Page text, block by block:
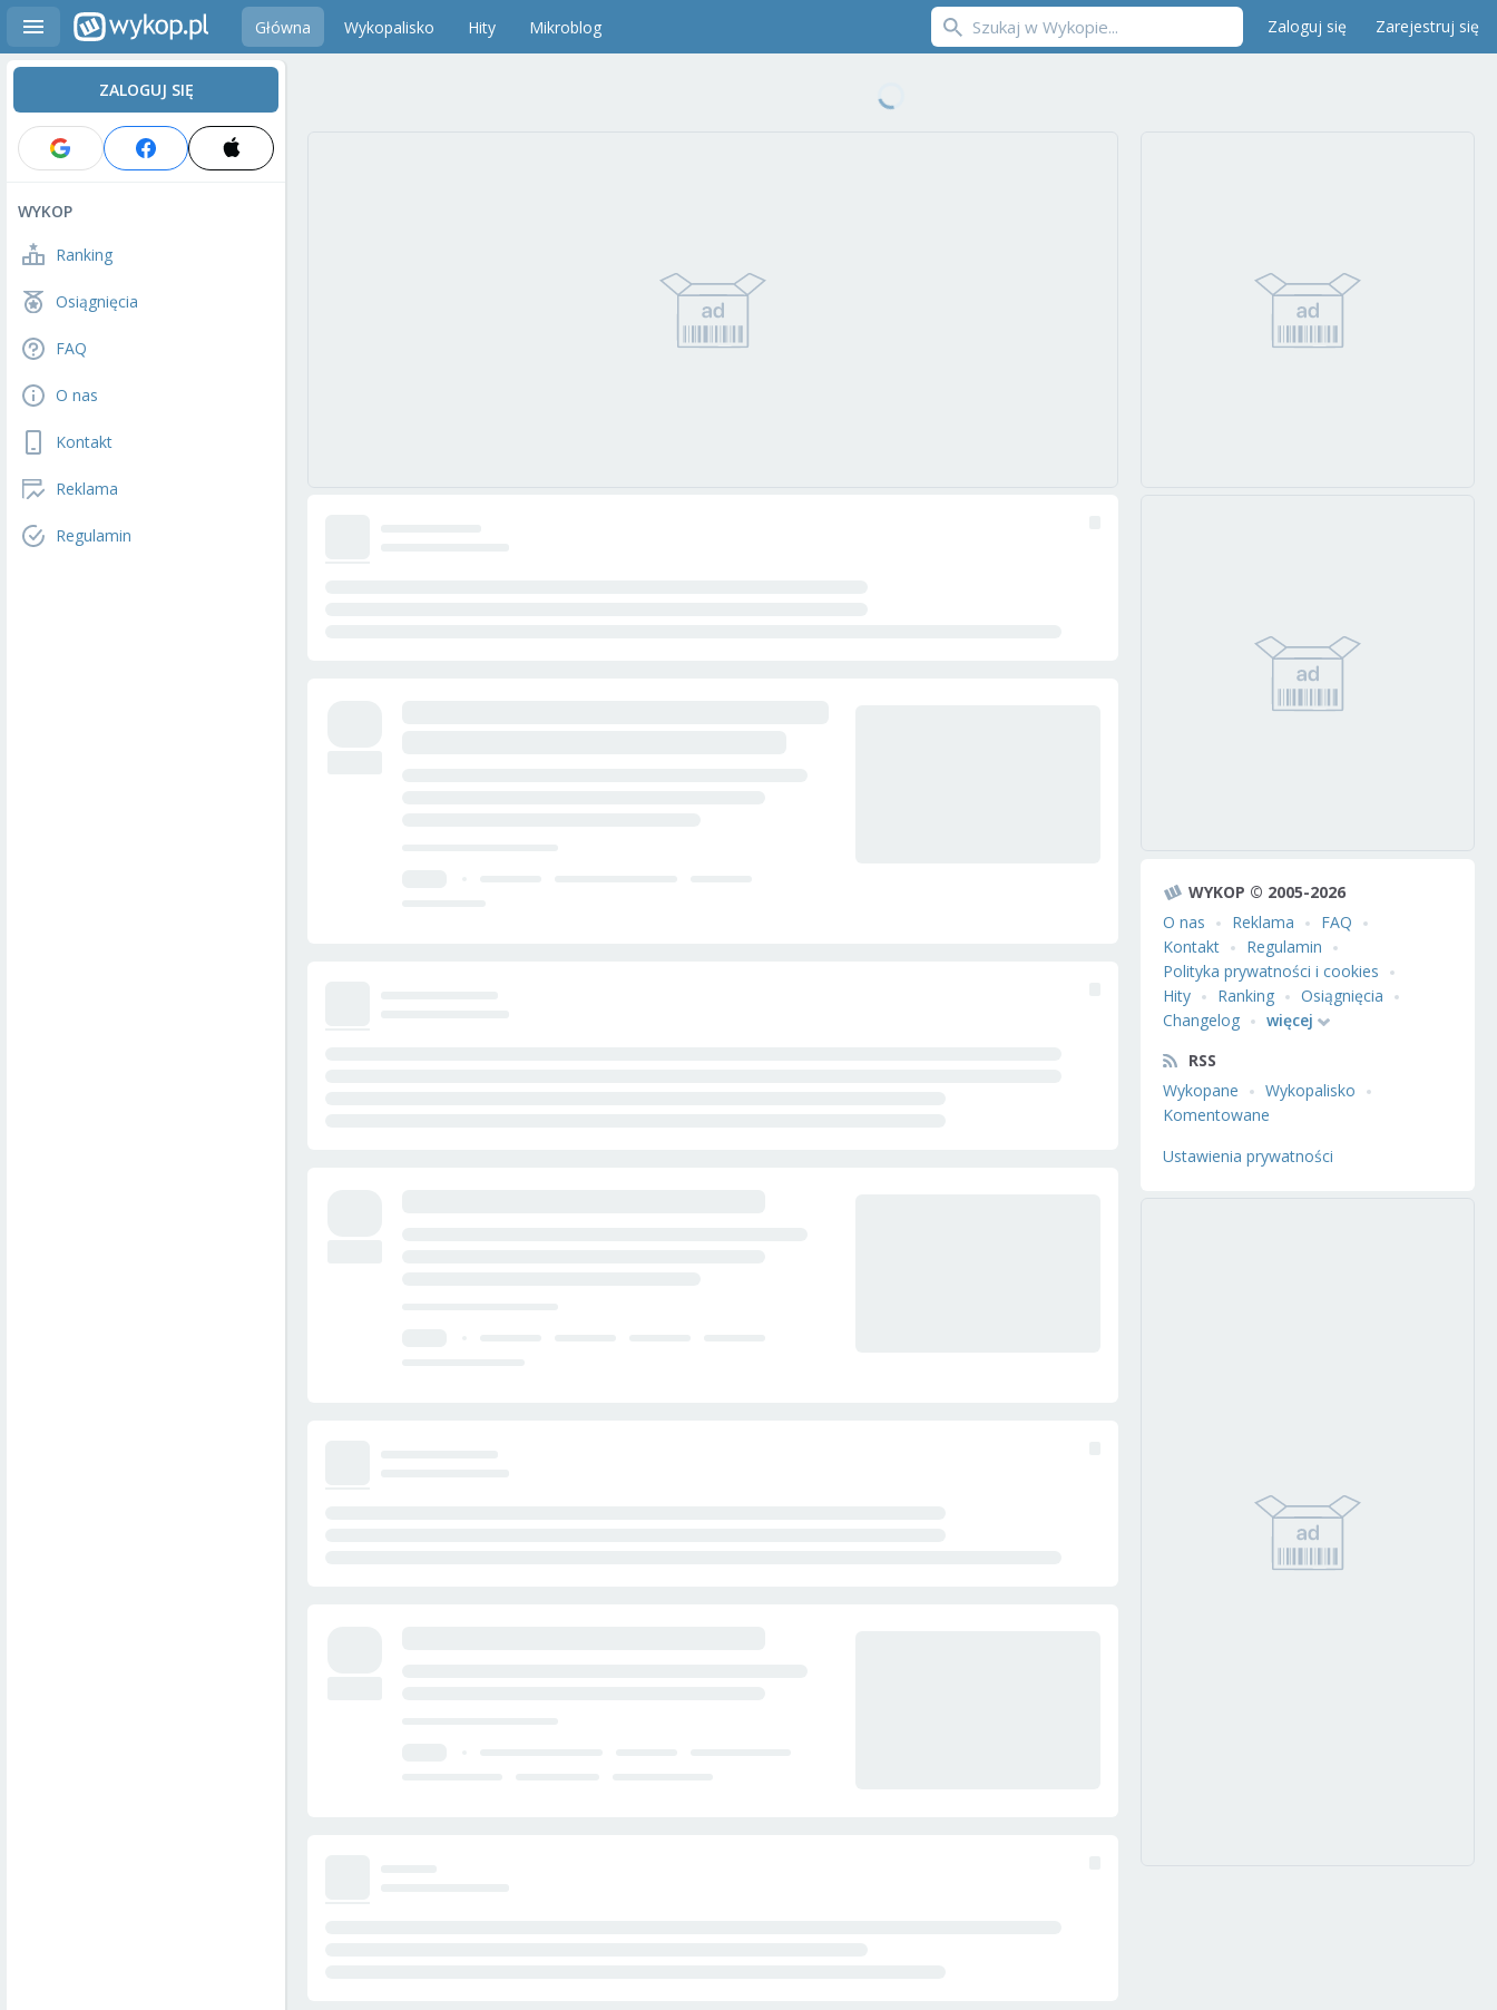
Główna Wykopalisko Hity Mikroblog Zaloguj się Zarejestruj się
ZALOGUJ SIĘ
WYKOP
Ranking
Osiągnięcia
FAQ
O nas
Kontakt
Reklama
Regulamin
WYKOP © 2005-2026
O nas
Reklama
FAQ
Kontakt
Regulamin
Polityka prywatności i cookies
Hity
Ranking
Osiągnięcia
Changelog
więcej
RSS
Wykopane
Wykopalisko
Komentowane
Ustawienia prywatności